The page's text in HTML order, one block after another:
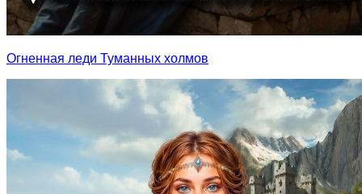
Огненная леди Туманных холмов